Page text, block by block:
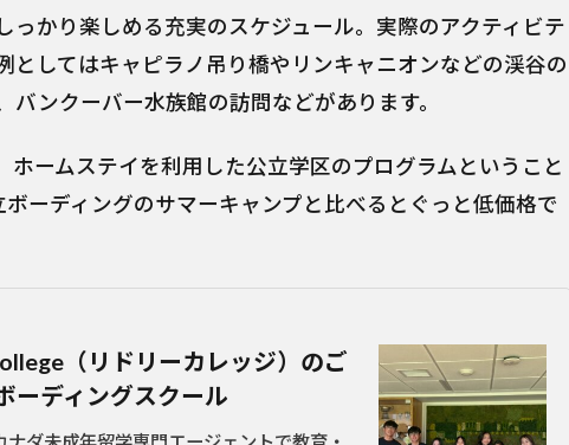
っかり楽しめる充実のスケジュール。実際のアクティビテ
としてはキャピラノ吊り橋やリンキャニオンなどの渓谷の
ンクーバー水族館の訪問などがあります。
ームステイを利用した公立学区のプログラムということ
ーディングのサマーキャンプと比べるとぐっと低価格で
（リドリーカレッジ）のご
ーディングスクール